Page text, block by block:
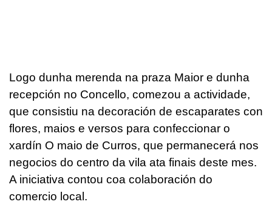
Logo dunha merenda na praza Maior e dunha
recepción no Concello, comezou a actividade,
que consistiu na decoración de escaparates con
flores, maios e versos para confeccionar o
xardín O maio de Curros, que permanecerá nos
negocios do centro da vila ata finais deste mes.
A iniciativa contou coa colaboración do
comercio local.